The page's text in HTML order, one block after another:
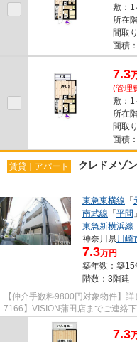
敷：1
所在
間取
面積
7.3
(管理
敷：1
所在
間取
面積
賃貸｜アパート クレドメゾ
東急東横線 「
南武線 「平間
東急新横浜線
神奈川県川崎
7.3万円
築年数：築15
階数：3階建
【仲介手数料9800円対象物件】
7166】VISION蒲田店まで
スメポイント）洗面所にドア 3沿
7.3